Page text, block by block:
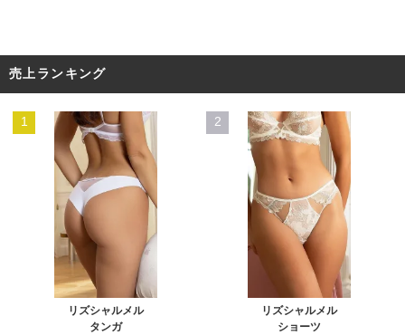
売上ランキング
1
リズシャルメル
タンガ
2
リズシャルメル
ショーツ